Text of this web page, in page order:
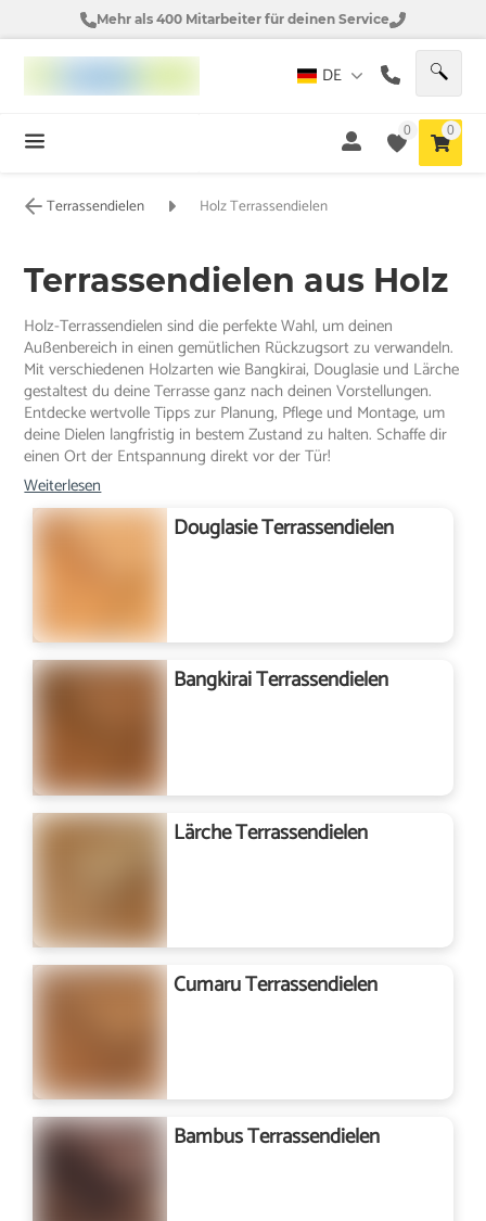
Mehr als 400 Mitarbeiter für deinen Service
DE
0 0
Terrassendielen Holz Terrassendielen
Terrassendielen aus Holz
Holz-Terrassendielen sind die perfekte Wahl, um deinen
Außenbereich in einen gemütlichen Rückzugsort zu verwandeln.
Mit verschiedenen Holzarten wie Bangkirai, Douglasie und Lärche
gestaltest du deine Terrasse ganz nach deinen Vorstellungen.
Entdecke wertvolle Tipps zur Planung, Pflege und Montage, um
deine Dielen langfristig in bestem Zustand zu halten. Schaffe dir
einen Ort der Entspannung direkt vor der Tür!
Weiterlesen
Douglasie Terrassendielen
Bangkirai Terrassendielen
Lärche Terrassendielen
Cumaru Terrassendielen
Bambus Terrassendielen